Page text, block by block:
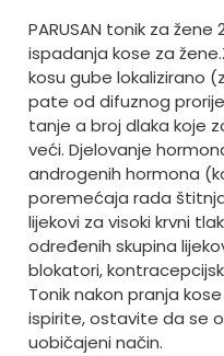
PARUSAN tonik za
ispadanja kose za žene.
kosu gube lokalizirano
pate od difuznog
tanje a broj dlaka koje
veći. Djelovanje
androgenih hormona
poremećaja rada
lijekovi za visoki krvni
određenih skupina
blokatori,
Tonik nakon pranja
ispirite, ostavite da se
uobičajeni način.